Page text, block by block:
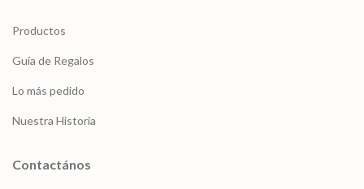
Productos
Guía de Regalos
Lo más pedido
Nuestra Historia
Contactános